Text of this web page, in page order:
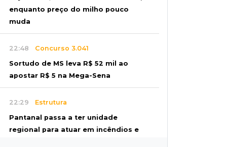
enquanto preço do milho pouco
muda
22:48 Concurso 3.041
Sortudo de MS leva R$ 52 mil ao
apostar R$ 5 na Mega-Sena
22:29 Estrutura
Pantanal passa a ter unidade
regional para atuar em incêndios e